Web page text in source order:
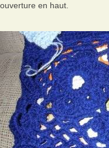
ouverture en haut.